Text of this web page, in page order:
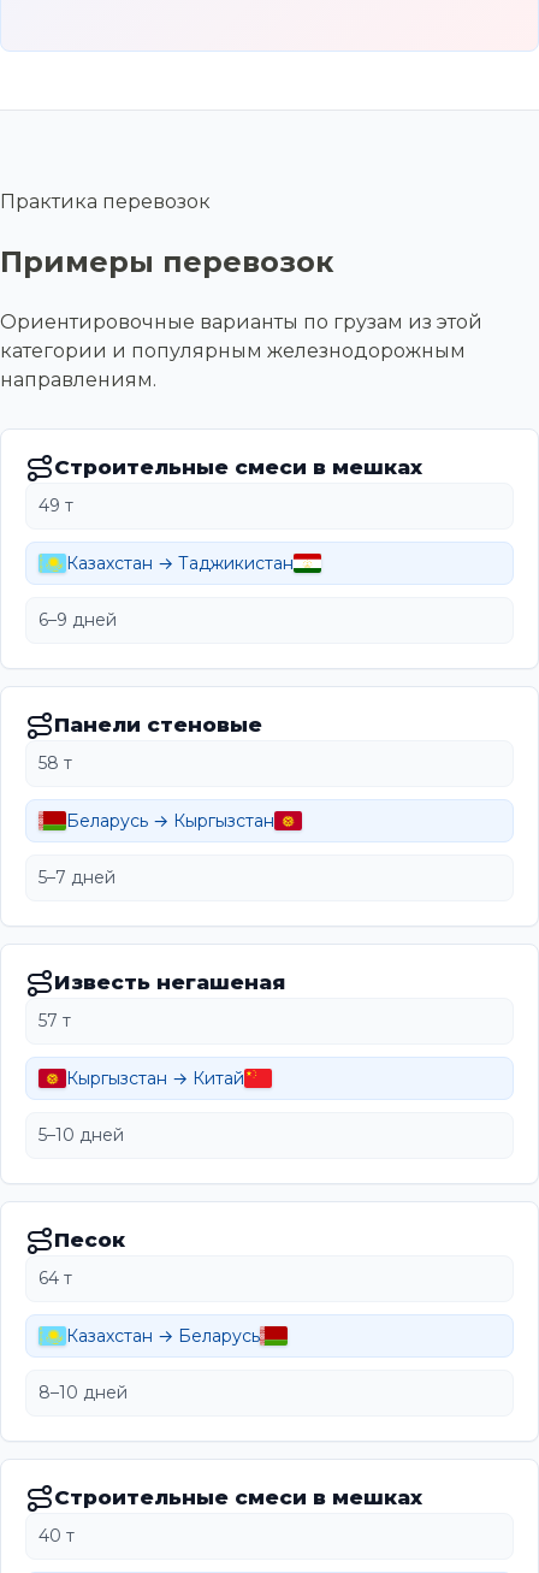
Практика перевозок
Примеры перевозок
Ориентировочные варианты по грузам из этой
категории и популярным железнодорожным
направлениям.
Строительные смеси в мешках
49 т
Казахстан → Таджикистан
6–9 дней
Панели стеновые
58 т
Беларусь → Кыргызстан
5–7 дней
Известь негашеная
57 т
Кыргызстан → Китай
5–10 дней
Песок
64 т
Казахстан → Беларусь
8–10 дней
Строительные смеси в мешках
40 т